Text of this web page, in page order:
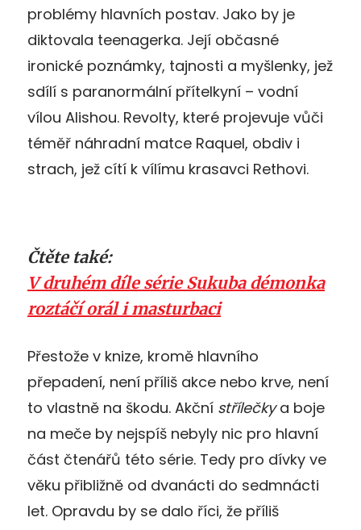
problémy hlavních postav. Jako by je
diktovala teenagerka. Její občasné
ironické poznámky, tajnosti a myšlenky, jež
sdílí s paranormální přítelkyní – vodní
vílou Alishou. Revolty, které projevuje vůči
téměř náhradní matce Raquel, obdiv i
strach, jež cítí k vílímu krasavci Rethovi.
Čtěte také:
V druhém díle série Sukuba démonka
roztáčí orál i masturbaci
Přestože v knize, kromě hlavního
přepadení, není příliš akce nebo krve, není
to vlastně na škodu. Akční střílečkya boje
na meče by nejspíš nebyly nic pro hlavní
část čtenářů této série. Tedy pro dívky ve
věku přibližně od dvanácti do sedmnácti
let. Opravdu by se dalo říci, že příliš